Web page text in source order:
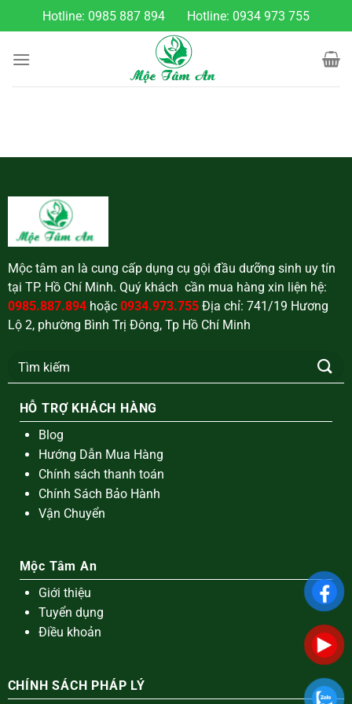
đến
dung
Hotline: 0985 887 894 Hotline: 0934 973 755
Mộc tâm an là cung cấp dụng cụ gội đầu dưỡng sinh uy tín
tại TP. Hồ Chí Minh. Quý khách cần mua hàng xin liện hệ:
0985.887.894hoặc 0934.973.755Địa chỉ: 741/19 Hương
Lộ 2, phường Bình Trị Đông, Tp Hồ Chí Minh
Tìm
HỖ TRỢ KHÁCH HÀNG
Blog
Hướng Dẫn Mua Hàng
Chính sách thanh toán
Chính Sách Bảo Hành
Vận Chuyển
Mộc Tâm An
Giới thiệu
Tuyển dụng
Điều khoản
CHÍNH SÁCH PHÁP LÝ